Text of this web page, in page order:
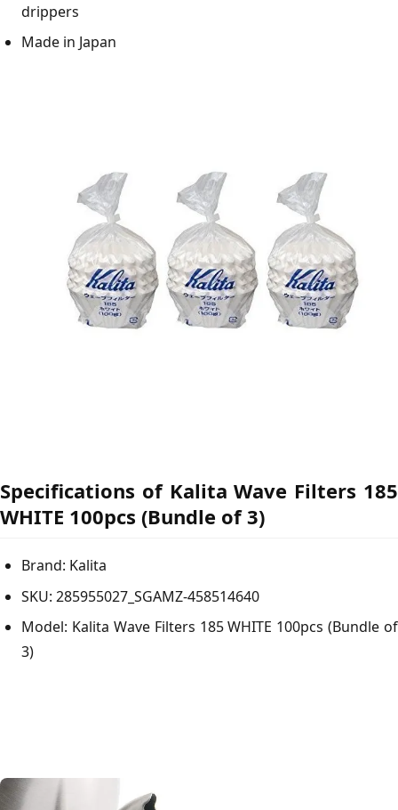
drippers
Made in Japan
Specifications of Kalita Wave Filters 185
WHITE 100pcs (Bundle of 3)
Brand: Kalita
SKU: 285955027_SGAMZ-458514640
Model: Kalita Wave Filters 185 WHITE 100pcs (Bundle of
3)